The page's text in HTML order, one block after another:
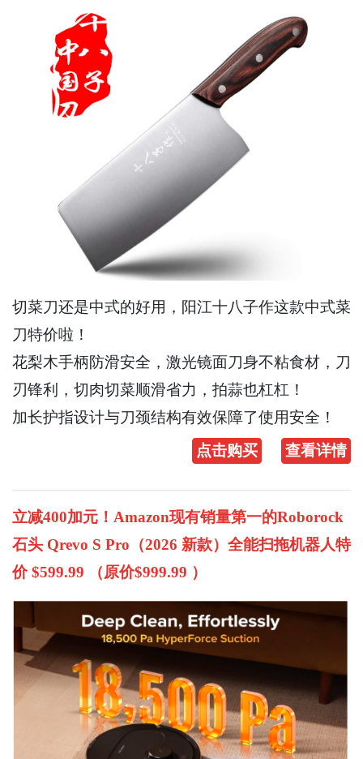
切菜刀还是中式的好用，阳江十八子作这款中式菜
刀特价啦！
花梨木手柄防滑安全，激光镜面刀身不粘食材，刀
刃锋利，切肉切菜顺滑省力，拍蒜也杠杠！
加长护指设计与刀颈结构有效保障了使用安全！
点击购买
查看详情
立减400加元！Amazon现有销量第一的Roborock
石头 Qrevo S Pro（2026 新款）全能扫拖机器人特
价 $599.99 （原价$999.99 ）